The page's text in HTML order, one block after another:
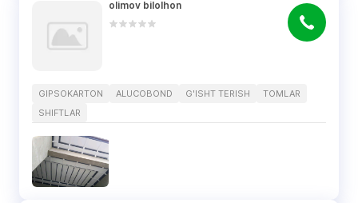
olimov bilolhon
GIPSOKARTON ALUCOBOND G'ISHT TERISH
TOMLAR
SHIFTLAR